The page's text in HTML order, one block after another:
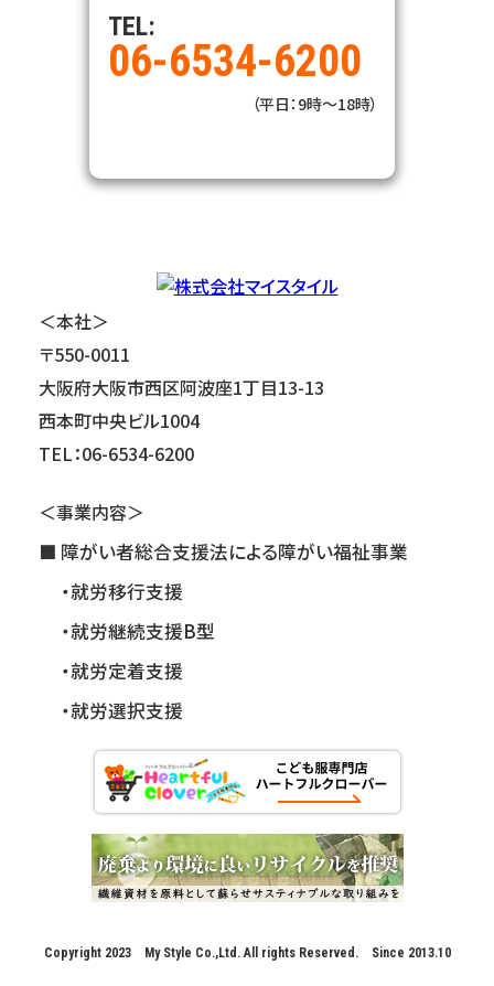
TEL:
06-6534-6200
（平日：9時～18時）
＜本社＞
〒550-0011
大阪府大阪市西区阿波座1丁目13-13
西本町中央ビル1004
TEL：06-6534-6200
＜事業内容＞
障がい者総合支援法による障がい福祉事業
・就労移行支援
・就労継続支援B型
・就労定着支援
・就労選択支援
Copyright 2023 My Style Co.,Ltd. All rights Reserved. Since 2013.10